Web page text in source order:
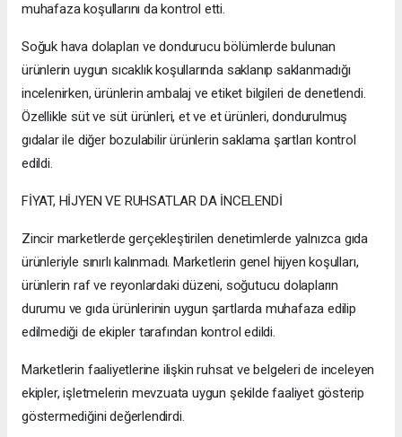
muhafaza koşullarını da kontrol etti.
Soğuk hava dolapları ve dondurucu bölümlerde bulunan
ürünlerin uygun sıcaklık koşullarında saklanıp saklanmadığı
incelenirken, ürünlerin ambalaj ve etiket bilgileri de denetlendi.
Özellikle süt ve süt ürünleri, et ve et ürünleri, dondurulmuş
gıdalar ile diğer bozulabilir ürünlerin saklama şartları kontrol
edildi.
FİYAT, HİJYEN VE RUHSATLAR DA İNCELENDİ
Zincir marketlerde gerçekleştirilen denetimlerde yalnızca gıda
ürünleriyle sınırlı kalınmadı. Marketlerin genel hijyen koşulları,
ürünlerin raf ve reyonlardaki düzeni, soğutucu dolapların
durumu ve gıda ürünlerinin uygun şartlarda muhafaza edilip
edilmediği de ekipler tarafından kontrol edildi.
Marketlerin faaliyetlerine ilişkin ruhsat ve belgeleri de inceleyen
ekipler, işletmelerin mevzuata uygun şekilde faaliyet gösterip
göstermediğini değerlendirdi.